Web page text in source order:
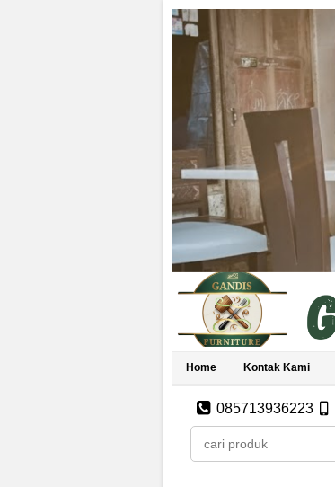
Home Kontak Kami
085713936223